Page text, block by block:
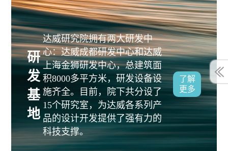
研
发
基
地
达威研究院拥有两大研发中
心：达威成都研发中心和达威
上海金狮研发中心，总建筑面
积8000多平方米，研发设备设
施齐全。目前，院下共分设了
15个研究室，为达威各系列产
品的设计开发提供了强有力的
科技支撑。
了解
更多